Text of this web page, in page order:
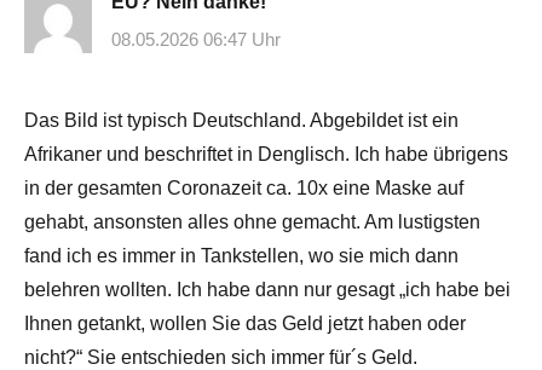
08.05.2026 06:47 Uhr
Das Bild ist typisch Deutschland. Abgebildet ist ein
Afrikaner und beschriftet in Denglisch. Ich habe übrigens
in der gesamten Coronazeit ca. 10x eine Maske auf
gehabt, ansonsten alles ohne gemacht. Am lustigsten
fand ich es immer in Tankstellen, wo sie mich dann
belehren wollten. Ich habe dann nur gesagt „ich habe bei
Ihnen getankt, wollen Sie das Geld jetzt haben oder
nicht?“ Sie entschieden sich immer für´s Geld.